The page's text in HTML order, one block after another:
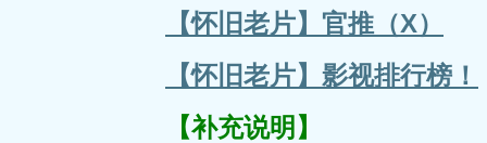
【怀旧老片】官推（X）
【怀旧老片】影视排行榜！
【补充说明】